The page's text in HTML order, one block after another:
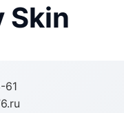
Skin
61